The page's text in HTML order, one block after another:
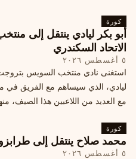
كورة
أبو بكر ليادي ينتقل إلى
الاتحاد السكندري
٥ أغسطس ٢٠٢٦
استغنى نادي منتخب السويس
ليادي، الذي سيساهم مع الفريق في
مع العديد من اللاعبين هذا
كورة
محمد صلاح ينتقل إلى
٥ أغسطس ٢٠٢٦